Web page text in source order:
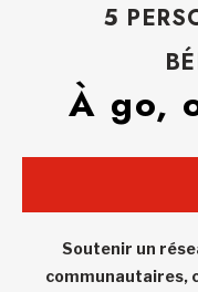
5
À go,
Soutenir un
communautaires,